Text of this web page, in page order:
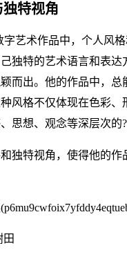
特视角
字艺术作品中，个人风
独特的艺术语言和表达
而出。他的作品中，总
风格不仅体现在色彩、
思想、观念等深层次的?
独特视角，使得他的作
田